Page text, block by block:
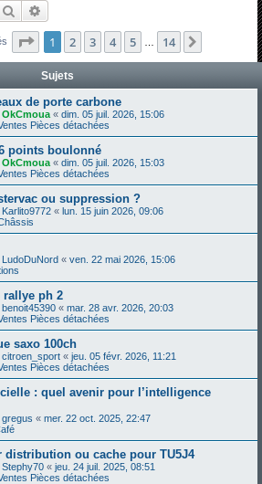
c
Rechercher
Page 1sur14
1 2 3 4 5 14
Sujets
de porte carbone
OkCmoua « dim. 05 juil. 2026, 15:06
Pièces détachées
points boulonné
OkCmoua « dim. 05 juil. 2026, 15:03
Pièces détachées
ou suppression ?
Karlito9772 « lun. 15 juin 2026, 09:06
LudoDuNord « ven. 22 mai 2026, 15:06
rallye ph 2
benoit45390 « mar. 28 avr. 2026, 20:03
Pièces détachées
saxo 100ch
citroen_sport « jeu. 05 févr. 2026, 11:21
Pièces détachées
: quel avenir pour l’intelligence
gregus « mer. 22 oct. 2025, 22:47
distribution ou cache pour TU5J4
Stephy70 « jeu. 24 juil. 2025, 08:51
Pièces détachées